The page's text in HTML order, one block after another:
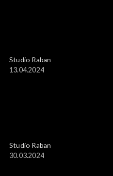
Studio Raban
13.04.2024
Studio Raban
30.03.2024